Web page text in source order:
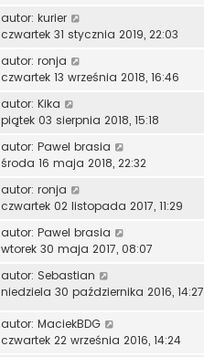
autor: kurier
czwartek 31 stycznia 2019, 22:03
autor: ronja
czwartek 13 września 2018, 16:46
autor: Kika
piątek 03 sierpnia 2018, 15:18
autor: Pawel brasia
środa 16 maja 2018, 22:32
autor: ronja
czwartek 02 listopada 2017, 11:29
autor: Pawel brasia
wtorek 30 maja 2017, 08:07
autor: Sebastian
niedziela 30 października 2016, 14:27
autor: MaciekBDG
czwartek 22 września 2016, 14:24